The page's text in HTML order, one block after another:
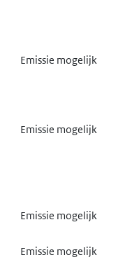
Emissie mogelijk
Emissie mogelijk
Emissie mogelijk
Emissie mogelijk